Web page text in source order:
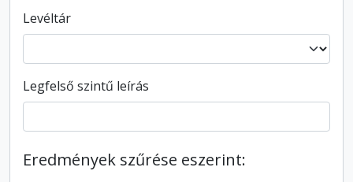
Levéltár
Legfelső szintű leírás
Eredmények szűrése eszerint: